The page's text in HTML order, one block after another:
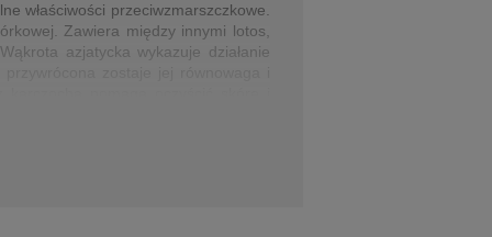
właściwości przeciwzmarszczkowe.
Zawiera między innymi lotos,
azjatycka wykazuje działanie
pozwala jej swobodnie oddychać.